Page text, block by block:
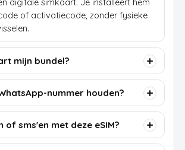
digitale simkaart. Je installeert hem
of activatiecode, zonder fysieke
mijn bundel?
nummer houden?
of sms'en met deze eSIM?